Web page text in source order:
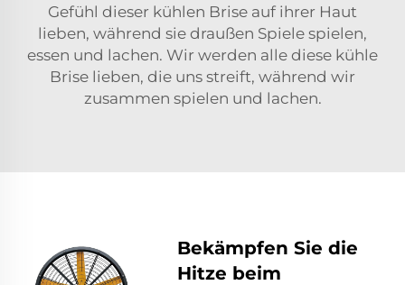
Gefühl dieser kühlen Brise auf ihrer Haut
lieben, während sie draußen Spiele spielen,
essen und lachen. Wir werden alle diese kühle
Brise lieben, die uns streift, während wir
zusammen spielen und lachen.
Bekämpfen Sie die
Hitze beim